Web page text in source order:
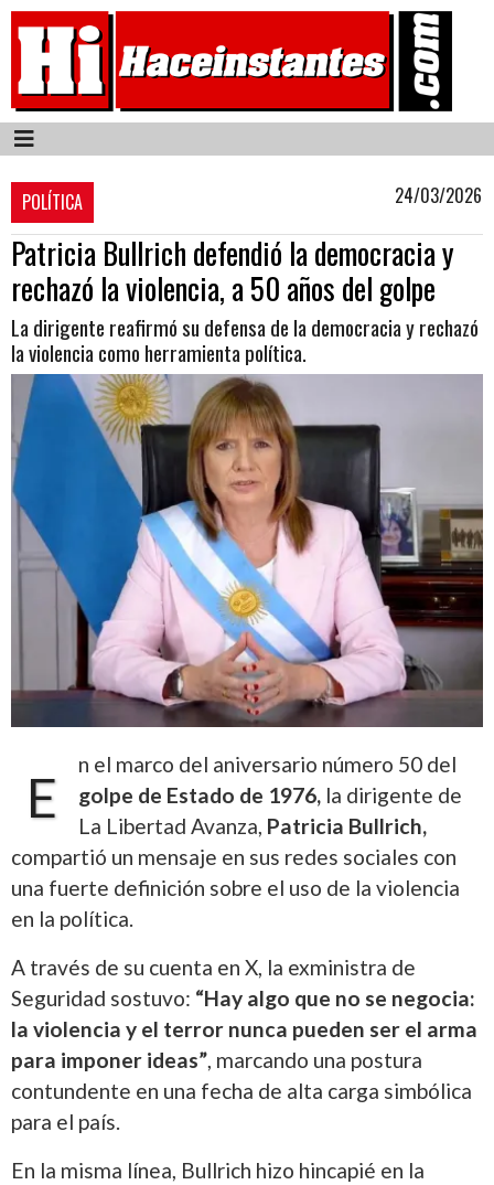
POLÍTICA 24/03/2026
Patricia Bullrich defendió la democracia y
rechazó la violencia, a 50 años del golpe
La dirigente reafirmó su defensa de la democracia y rechazó
la violencia como herramienta política.
E
n el marco del aniversario número 50 del
golpe de Estado de 1976, la dirigente de
La Libertad Avanza, Patricia Bullrich,
compartió un mensaje en sus redes sociales con
una fuerte definición sobre el uso de la violencia
en la política.
A través de su cuenta en X, la exministra de
Seguridad sostuvo: “Hay algo que no se negocia:
la violencia y el terror nunca pueden ser el arma
para imponer ideas”, marcando una postura
contundente en una fecha de alta carga simbólica
para el país.
En la misma línea, Bullrich hizo hincapié en la